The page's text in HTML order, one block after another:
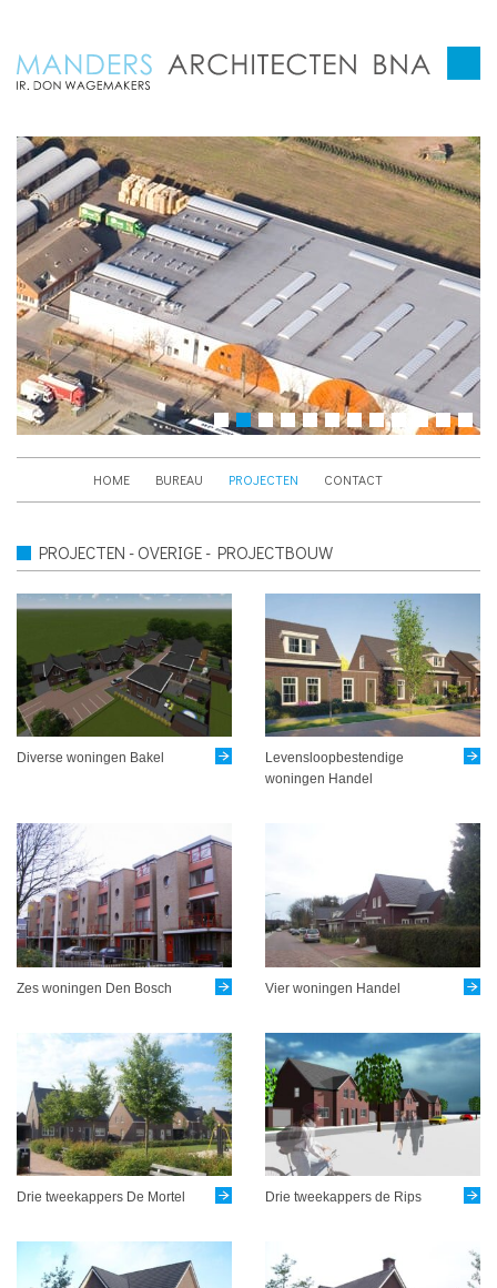
HOME BUREAU PROJECTEN CONTACT
PROJECTEN - OVERIGE - PROJECTBOUW
Diverse woningen Bakel
Levensloopbestendige
woningen Handel
Zes woningen Den Bosch Vier woningen Handel
Drie tweekappers De Mortel Drie tweekappers de Rips